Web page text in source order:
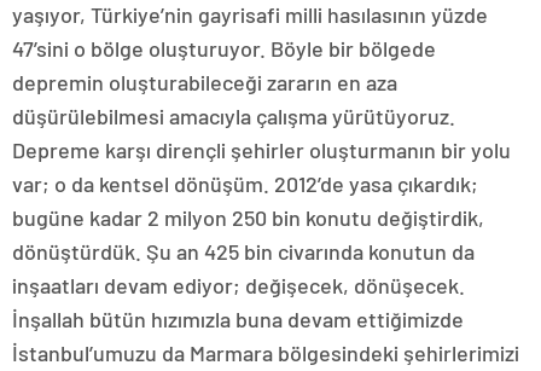
yaşıyor, Türkiye’nin gayrisafi milli hasılasının yüzde
47’sini o bölge oluşturuyor. Böyle bir bölgede
depremin oluşturabileceği zararın en aza
düşürülebilmesi amacıyla çalışma yürütüyoruz.
Depreme karşı dirençli şehirler oluşturmanın bir yolu
var; o da kentsel dönüşüm. 2012’de yasa çıkardık;
bugüne kadar 2 milyon 250 bin konutu değiştirdik,
dönüştürdük. Şu an 425 bin civarında konutun da
inşaatları devam ediyor; değişecek, dönüşecek.
İnşallah bütün hızımızla buna devam ettiğimizde
İstanbul’umuzu da Marmara bölgesindeki şehirlerimizi